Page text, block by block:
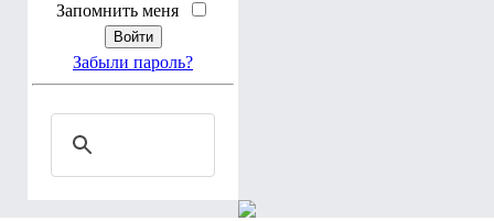
Запомнить меня
Забыли пароль?